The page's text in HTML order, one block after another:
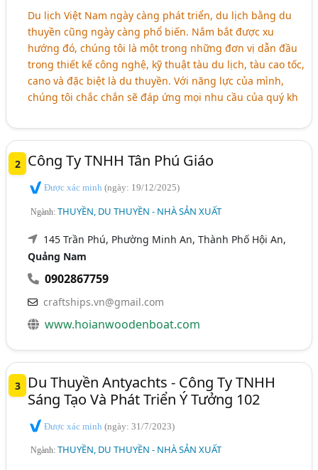
Du lịch Việt Nam ngày càng phát triển, du lịch bằng du
thuyền cũng ngày càng phổ biến. Nắm bắt được xu
hướng đó, chúng tôi là một trong những đơn vị dẫn đầu
trong thiết kế công nghệ, kỹ thuật tàu du lịch, tàu cao tốc,
cano và đặc biệt là du thuyền. Với năng lực của mình,
chúng tôi chắc chắn sẽ đáp ứng mọi nhu cầu của quý kh
2 Công Ty TNHH Tân Phú Giáo
Được xác minh(ngày: 19/12/2025)
Ngành:THUYỀN, DU THUYỀN - NHÀ SẢN XUẤT
145 Trần Phú, Phường Minh An, Thành Phố Hội An,
Quảng Nam
0902867759
craftships.vn@gmail.com
www.hoianwoodenboat.com
3
Du Thuyền Antyachts - Công Ty TNHH
Sáng Tạo Và Phát Triển Ý Tưởng 102
Được xác minh(ngày: 31/7/2023)
Ngành:THUYỀN, DU THUYỀN - NHÀ SẢN XUẤT